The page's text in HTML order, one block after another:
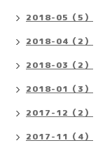
2018-05（5）
2018-04（2）
2018-03（2）
2018-01（3）
2017-12（2）
2017-11（4）